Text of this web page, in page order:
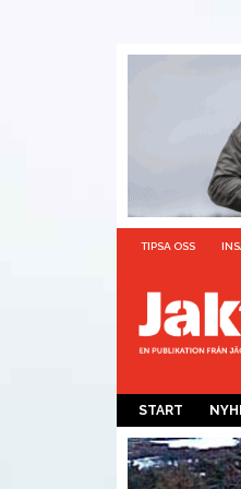
TIPSA OSS
START